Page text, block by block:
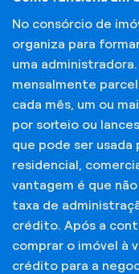
No consórcio de
organiza para
uma
mensalmente
cada mês, um ou
por sorteio ou
que pode ser usada
residencial,
vantagem é que
taxa de
crédito. Após a
comprar o imóvel à
crédito para a